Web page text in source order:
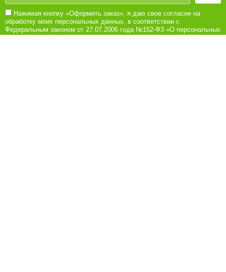
Нажимая кнопку «Оформить заказ», я даю свое согласие на
обработку моих персональных данных, в соответствии с
Федеральным законом от 27.07.2006 года №152-Ф3 «О персональных